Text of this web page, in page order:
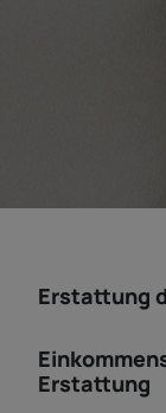
Erstattung
Erstattung